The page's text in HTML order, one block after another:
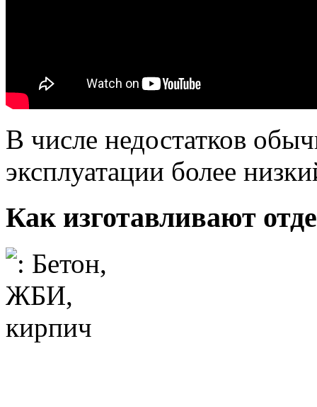
В числе недостатков
эксплуатации более
Как изготавливают